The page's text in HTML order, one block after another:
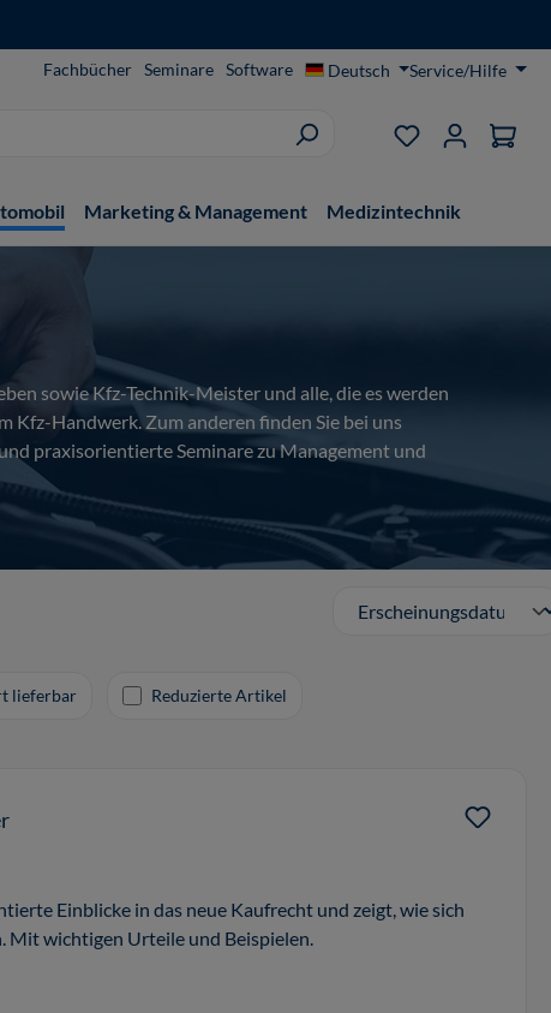
Fachbücher Seminare Software Deutsch Service/Hilfe
Du hast 0
Marketing & Management Medizintechnik
sowie Kfz-Technik-Meister und alle, die es werden
Kfz-Handwerk. Zum anderen finden Sie bei uns
praxisorientierte Seminare zu Management und
lieferbar Reduzierte Artikel
Einblicke in das neue Kaufrecht und zeigt, wie sich
Mit wichtigen Urteile und Beispielen.